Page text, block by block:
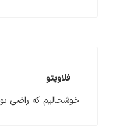
فلاویتو
خوشحالیم که راضی